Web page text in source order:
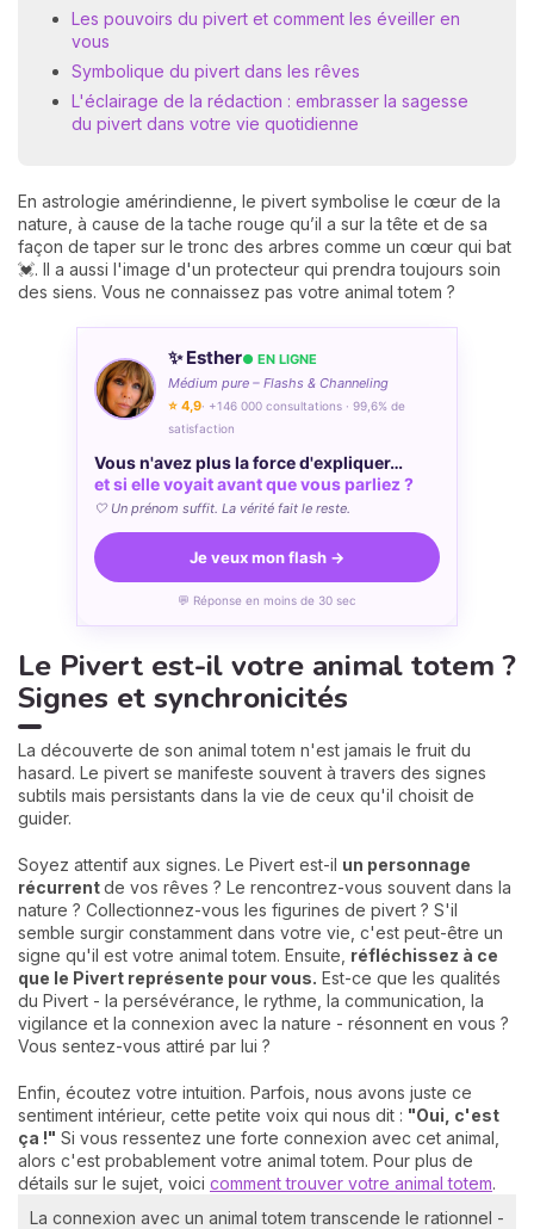
Les pouvoirs du pivert et comment les éveiller en
vous
Symbolique du pivert dans les rêves
L'éclairage de la rédaction : embrasser la sagesse
du pivert dans votre vie quotidienne
En astrologie amérindienne, le pivert symbolise le cœur de la
nature, à cause de la tache rouge qu’il a sur la tête et de sa
façon de taper sur le tronc des arbres comme un cœur qui bat
💓. Il a aussi l'image d'un protecteur qui prendra toujours soin
des siens. Vous ne connaissez pas votre animal totem ?
✨ Esther● EN LIGNE
Médium pure – Flashs & Channeling
⭐ 4,9· +146 000 consultations · 99,6% de
satisfaction
Vous n'avez plus la force d'expliquer…
et si elle voyait avant que vous parliez ?
🤍 Un prénom suffit. La vérité fait le reste.
Je veux mon flash →
💬 Réponse en moins de 30 sec
Le Pivert est-il votre animal totem ?
Signes et synchronicités
La découverte de son animal totem n'est jamais le fruit du
hasard. Le pivert se manifeste souvent à travers des signes
subtils mais persistants dans la vie de ceux qu'il choisit de
guider.
Soyez attentif aux signes. Le Pivert est-il un personnage
récurrentde vos rêves ? Le rencontrez-vous souvent dans la
nature ? Collectionnez-vous les figurines de pivert ? S'il
semble surgir constamment dans votre vie, c'est peut-être un
signe qu'il est votre animal totem. Ensuite, réfléchissez à ce
que le Pivert représente pour vous. Est-ce que les qualités
du Pivert - la persévérance, le rythme, la communication, la
vigilance et la connexion avec la nature - résonnent en vous ?
Vous sentez-vous attiré par lui ?
Enfin, écoutez votre intuition. Parfois, nous avons juste ce
sentiment intérieur, cette petite voix qui nous dit : "Oui, c'est
ça !" Si vous ressentez une forte connexion avec cet animal,
alors c'est probablement votre animal totem. Pour plus de
détails sur le sujet, voici comment trouver votre animal totem.
La connexion avec un animal totem transcende le rationnel -